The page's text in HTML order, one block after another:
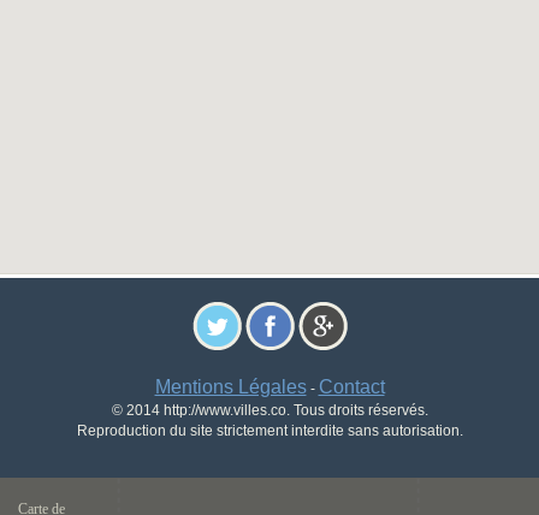
Mentions Légales- Contact
© 2014 http://www.villes.co. Tous droits réservés.
Reproduction du site strictement interdite sans autorisation.
Carte de